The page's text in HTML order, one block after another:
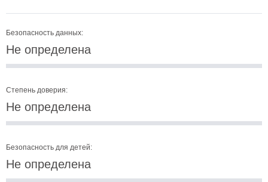
Безопасность данных:
Не определена
Степень доверия:
Не определена
Безопасность для детей:
Не определена